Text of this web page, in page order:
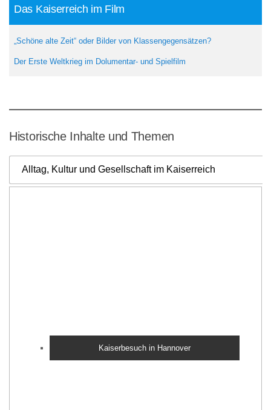
Das Kaiserreich im Film
„Schöne alte Zeit“ oder Bilder von Klassengegensätzen?
Der Erste Weltkrieg im Dolumentar- und Spielfilm
Historische Inhalte und Themen
Alltag, Kultur und Gesellschaft im Kaiserreich
Kaiserbesuch in Hannover